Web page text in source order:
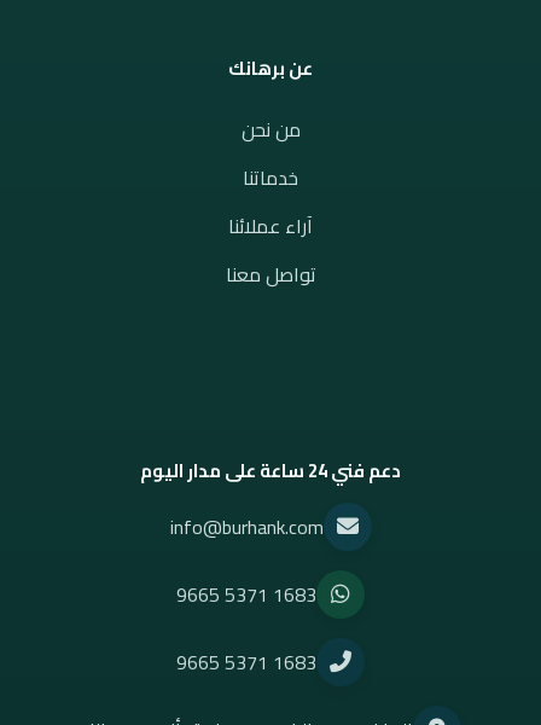
عن برهانك
من نحن
خدماتنا
آراء عملائنا
تواصل معنا
دعم فني 24 ساعة على مدار اليوم
info@burhank.com
9665 5371 1683
9665 5371 1683